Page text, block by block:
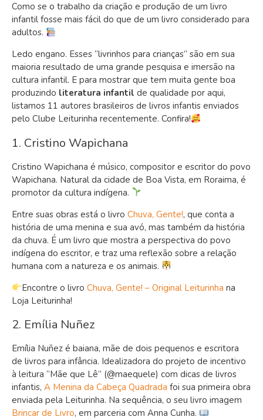
Como se o trabalho da criação e produção de um livro
infantil fosse mais fácil do que de um livro considerado para
adultos.
Ledo engano. Esses “livrinhos para crianças” são em sua
maioria resultado de uma grande pesquisa e imersão na
cultura infantil. E para mostrar que tem muita gente boa
produzindo literatura infantil de qualidade por aqui,
listamos 11 autores brasileiros de livros infantis enviados
pelo Clube Leiturinha recentemente. Confira!
1. Cristino Wapichana
Cristino Wapichana é músico, compositor e escritor do povo
Wapichana. Natural da cidade de Boa Vista, em Roraima, é
promotor da cultura indígena.
Entre suas obras está o livro Chuva, Gente!, que conta a
história de uma menina e sua avó, mas também da história
da chuva. É um livro que mostra a perspectiva do povo
indígena do escritor, e traz uma reflexão sobre a relação
humana com a natureza e os animais.
Encontre o livroChuva, Gente! – Original Leiturinha na
Loja Leiturinha!
2. Emília Nuñez
Emília Nuñez é baiana, mãe de dois pequenos e escritora
de livros para infância. Idealizadora do projeto de incentivo
à leitura “Mãe que Lê” (@maequele) com dicas de livros
infantis, A Menina da Cabeça Quadrada foi sua primeira obra
enviada pela Leiturinha. Na sequência, o seu livro imagem
Brincar de Livro, em parceria com Anna Cunha.